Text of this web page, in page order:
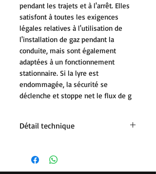
pendant les trajets et à l'arrêt. Elles
satisfont à toutes les exigences
légales relatives à l'utilisation de
l'installation de gaz pendant la
conduite, mais sont également
adaptées à un fonctionnement
stationnaire. Si la lyre est
endommagée, la sécurité se
déclenche et stoppe net le flux de g
Détail technique